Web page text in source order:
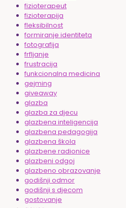
fizioterapeut
fizioterapija
fleksibilnost
formiranje identiteta
fotografija
frfljanje
frustracija
funkcionalna medicina
gejming
giveaway
glazba
glazba za djecu
glazbena inteligencija
glazbena pedagogija
glazbena škola
glazbene radionice
glazbeni odgoj
glazbeno obrazovanje
godišnji odmor
godišnji s djecom
gostovanje